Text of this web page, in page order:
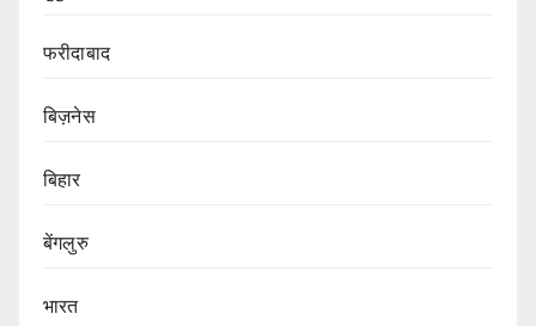
फरीदाबाद
बिज़नेस
बिहार
बेंगलुरु
भारत